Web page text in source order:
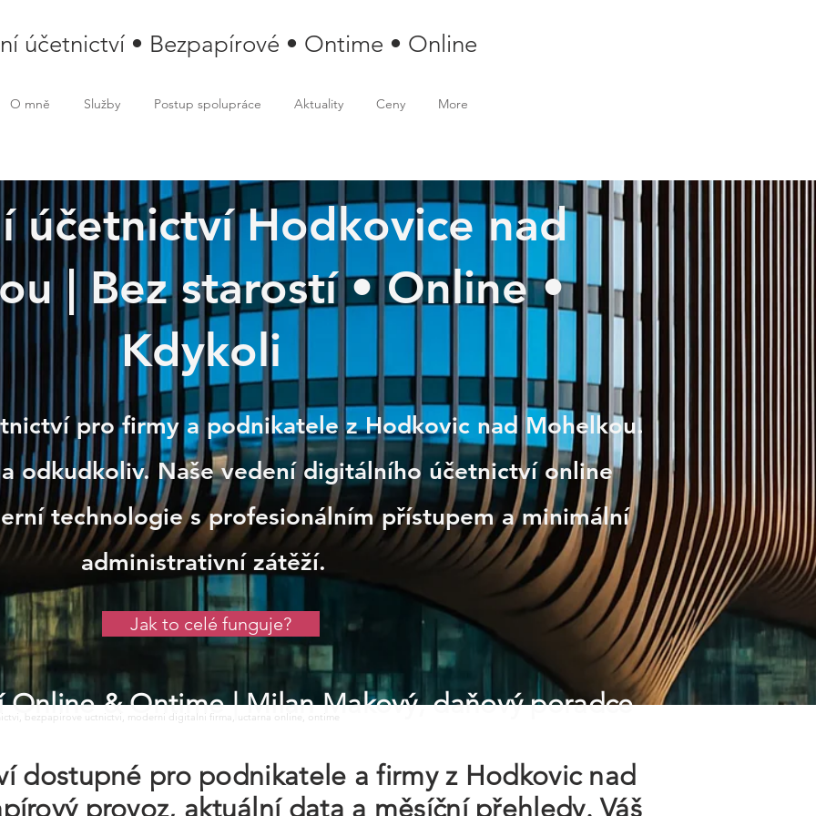
účetnictví • Bezpapírové • Ontime • Online
O mně Služby Postup spolupráce Aktuality Ceny More
nad Mohelkou
účetnictví Hodkovice nad
| Bez starostí • Online •
Kdykoli
pro firmy a podnikatele z Hodkovic nad Mohelkou.
odkudkoliv. Naše vedení digitálního účetnictví online
technologie s profesionálním přístupem a minimální
administrativní zátěží.
Jak to celé funguje?
Online & Ontime| Milan Makový, daňový poradce
bezpapirove uctnictvi, moderni digitalni firma, uctarna online, ontime
dostupné pro podnikatele a firmy z Hodkovic nad
provoz, aktuální data a měsíční přehledy. Váš